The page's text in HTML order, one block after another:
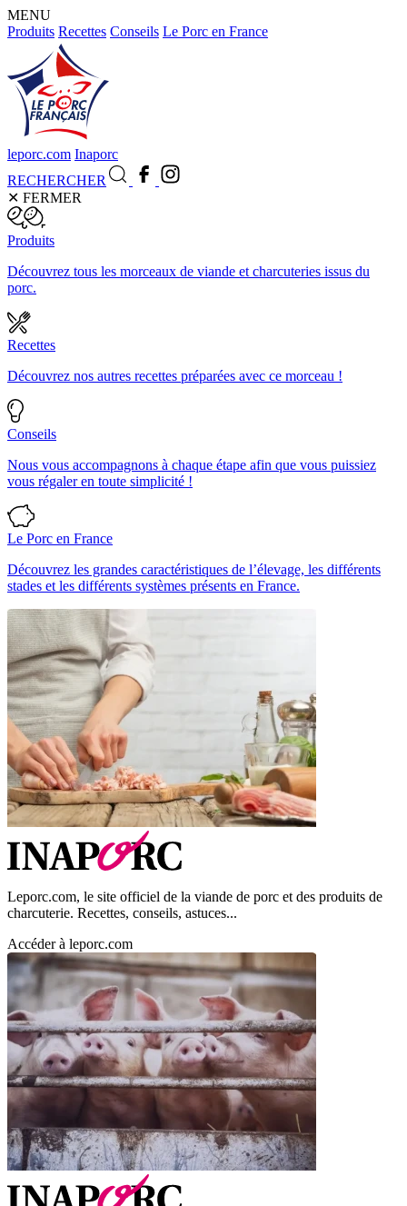
MENU
Produits Recettes Conseils Le Porc en France
leporc.com Inaporc
RECHERCHER
✕ FERMER
Produits
Découvrez tous les morceaux de viande et charcuteries issus du
porc.
Recettes
Découvrez nos autres recettes préparées avec ce morceau !
Conseils
Nous vous accompagnons à chaque étape afin que vous puissiez
vous régaler en toute simplicité !
Le Porc en France
Découvrez les grandes caractéristiques de l’élevage, les différents
stades et les différents systèmes présents en France.
Leporc.com, le site officiel de la viande de porc et des produits de
charcuterie. Recettes, conseils, astuces...
Accéder à leporc.com